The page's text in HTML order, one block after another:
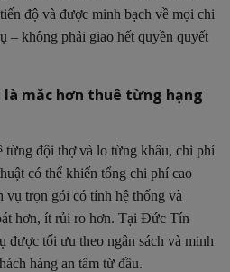
độ và được minh bạch về mọi chi
– không phải giao hết quyền quyết
là mắc hơn thuê từng hạng
từng đội thợ và lo từng khâu, chi phí
có thể khiến tổng chi phí cao
trọn gói có tính hệ thống và
hơn, ít rủi ro hơn. Tại Đức Tín
được tối ưu theo ngân sách và minh
hàng an tâm từ đầu.